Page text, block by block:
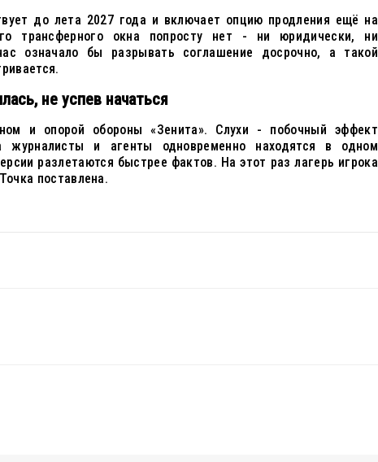
до лета 2027 года и включает опцию продления ещё на
трансферного окна попросту нет - ни юридически, ни
означало бы разрывать соглашение досрочно, а такой
не успев начаться
и опорой обороны «Зенита». Слухи - побочный эффект
журналисты и агенты одновременно находятся в одном
разлетаются быстрее фактов. На этот раз лагерь игрока
поставлена.